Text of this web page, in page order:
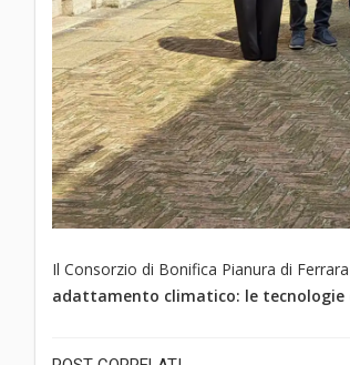
Il Consorzio di Bonifica Pianura di
adattamento climatico: le tecnologie